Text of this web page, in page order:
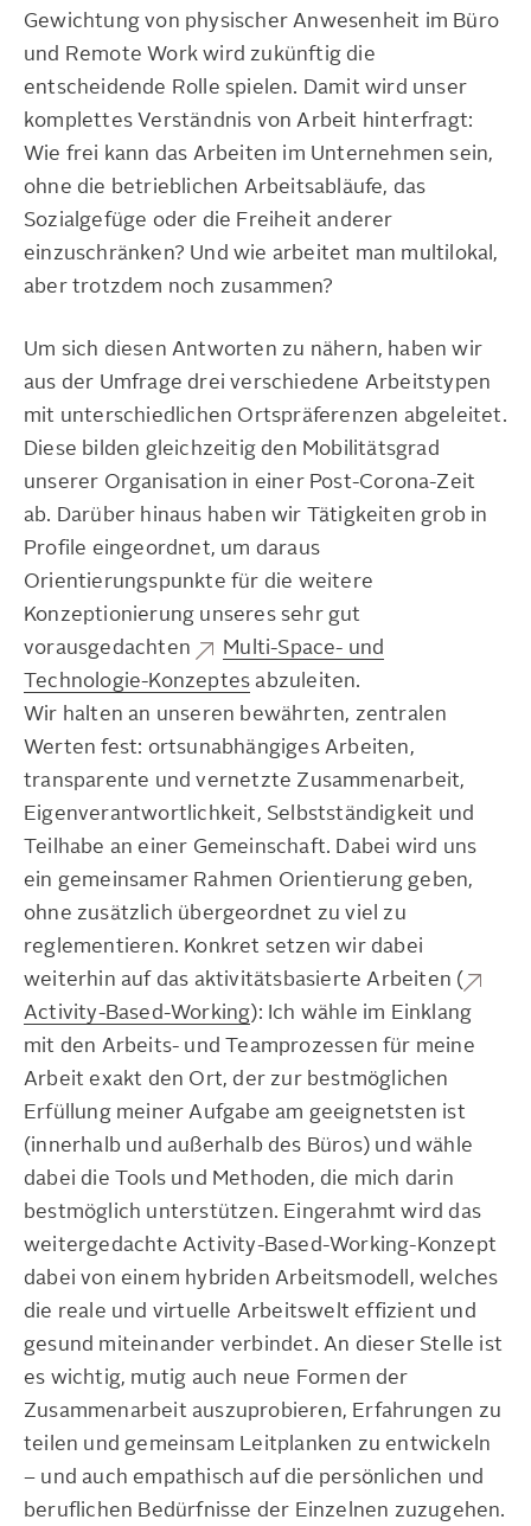
Gewichtung von physischer Anwesenheit im Büro
und Remote Work wird zukünftig die
entscheidende Rolle spielen. Damit wird unser
komplettes Verständnis von Arbeit hinterfragt:
Wie frei kann das Arbeiten im Unternehmen sein,
ohne die betrieblichen Arbeitsabläufe, das
Sozialgefüge oder die Freiheit anderer
einzuschränken? Und wie arbeitet man multilokal,
aber trotzdem noch zusammen?
Um sich diesen Antworten zu nähern, haben wir
aus der Umfrage drei verschiedene Arbeitstypen
mit unterschiedlichen Ortspräferenzen abgeleitet.
Diese bilden gleichzeitig den Mobilitätsgrad
unserer Organisation in einer Post-Corona-Zeit
ab. Darüber hinaus haben wir Tätigkeiten grob in
Profile eingeordnet, um daraus
Orientierungspunkte für die weitere
Konzeptionierung unseres sehr gut
vorausgedachten
Multi-Space- und
Technologie-Konzeptes abzuleiten.
Wir halten an unseren bewährten, zentralen
Werten fest: ortsunabhängiges Arbeiten,
transparente und vernetzte Zusammenarbeit,
Eigenverantwortlichkeit, Selbstständigkeit und
Teilhabe an einer Gemeinschaft. Dabei wird uns
ein gemeinsamer Rahmen Orientierung geben,
ohne zusätzlich übergeordnet zu viel zu
reglementieren. Konkret setzen wir dabei
weiterhin auf das aktivitätsbasierte Arbeiten (
Activity-Based-Working): Ich wähle im Einklang
mit den Arbeits- und Teamprozessen für meine
Arbeit exakt den Ort, der zur bestmöglichen
Erfüllung meiner Aufgabe am geeignetsten ist
(innerhalb und außerhalb des Büros) und wähle
dabei die Tools und Methoden, die mich darin
bestmöglich unterstützen. Eingerahmt wird das
weitergedachte Activity-Based-Working-Konzept
dabei von einem hybriden Arbeitsmodell, welches
die reale und virtuelle Arbeitswelt effizient und
gesund miteinander verbindet. An dieser Stelle ist
es wichtig, mutig auch neue Formen der
Zusammenarbeit auszuprobieren, Erfahrungen zu
teilen und gemeinsam Leitplanken zu entwickeln
– und auch empathisch auf die persönlichen und
beruflichen Bedürfnisse der Einzelnen zuzugehen.